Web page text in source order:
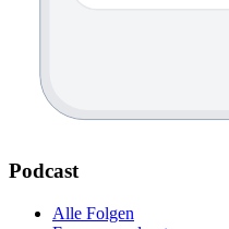
Podcast
Alle Folgen